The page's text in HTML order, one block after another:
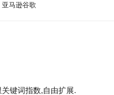
亚马逊谷歌
键词指数,自由扩展.